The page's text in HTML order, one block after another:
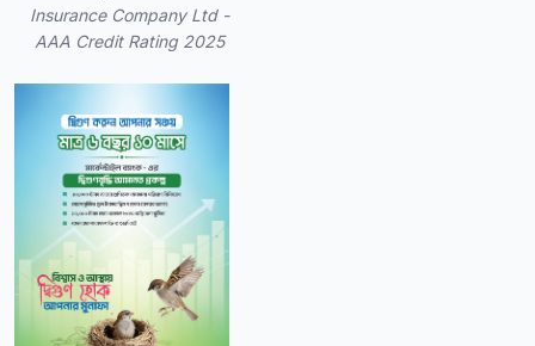
Insurance Company Ltd -
AAA Credit Rating 2025